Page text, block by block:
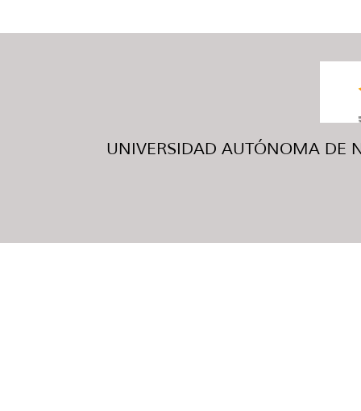
UNIVERSIDAD AUTÓNOMA DE